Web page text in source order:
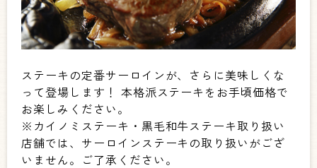
ステーキの定番サーロインが、さらに美味しくな
って登場します！ 本格派ステーキをお手頃価格で
お楽しみください。
※カイノミステーキ・黒毛和牛ステーキ取り扱い
店舗では、サーロインステーキの取り扱いがござ
いません。ご了承ください。